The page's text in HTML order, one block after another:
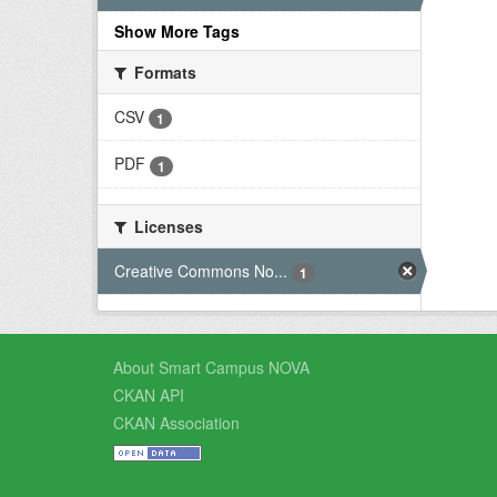
Show More Tags
Formats
CSV
1
PDF 1
Licenses
Creative Commons No...
1
About Smart Campus NOVA
CKAN API
CKAN Association